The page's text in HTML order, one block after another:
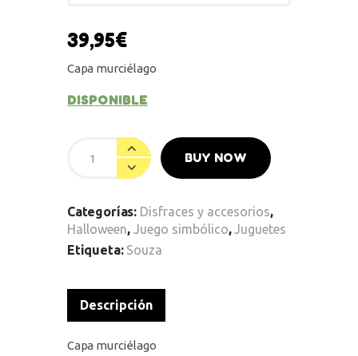
39,95€
Capa murciélago
DISPONIBLE
BUY NOW
Categorías: Disfraces y accesorios,
Halloween, Juego simbólico,Juguetes
Etiqueta: Souza
Descripción
Capa murciélago